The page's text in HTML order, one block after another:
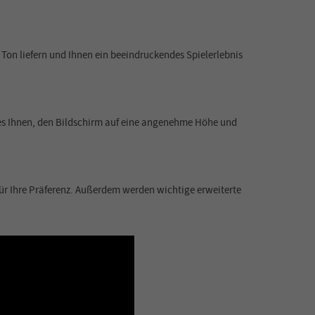
liefern und Ihnen ein beeindruckendes Spielerlebnis
den Bildschirm auf eine angenehme Höhe und
Ihre Präferenz. Außerdem werden wichtige erweiterte